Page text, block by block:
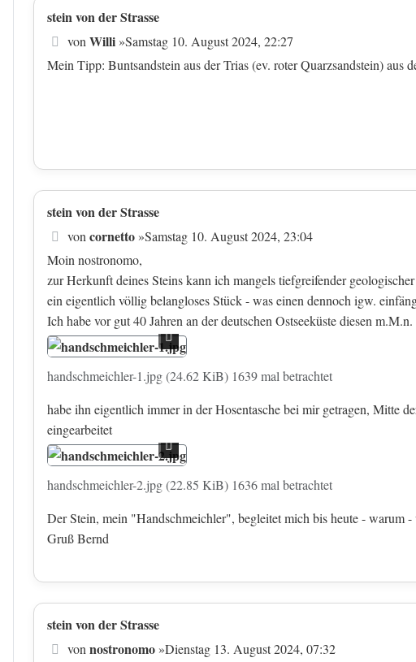
stein von der Strasse
Beitrag
von Willi»Samstag 10. August 2024, 22:27
Mein Tipp: Buntsandstein aus der Trias (ev. roter Quarzsandstein)
stein von der Strasse
Beitrag
voncornetto»Samstag 10. August 2024, 23:04
Moin nostronomo,
zur Herkunft deines Steins kann ich mangels tiefgreifender
ein eigentlich völlig belangloses Stück - was einen dennoch igw.
Ich habe vor gut 40 Jahren an der deutschen Ostseeküste diesen
handschmeichler-1.jpg (24.62 KiB) 1639 mal betrachtet
habe ihn eigentlich immer in der Hosentasche bei mir getragen, Mitte
eingearbeitet
handschmeichler-2.jpg (22.85 KiB) 1636 mal betrachtet
Der Stein, mein "Handschmeichler", begleitet mich bis heute - warum
Gruß Bernd
stein von der Strasse
Beitrag
von nostronomo»Dienstag 13. August 2024, 07:32